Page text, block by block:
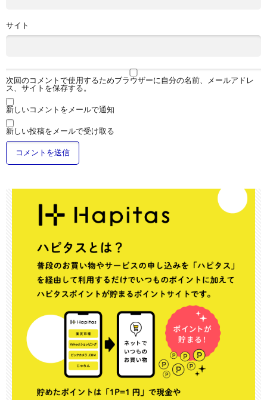
サイト
次回のコメントで使用するためブラウザーに自分の名前、メールアドレ
ス、サイトを保存する。
新しいコメントをメールで通知
新しい投稿をメールで受け取る